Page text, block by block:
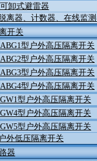
可卸式避雷器
离器、计数器、在线监
开关
ABG1型户外高压隔离开关
ABG2型户外高压隔离开关
ABG3型户外高压隔离开关
ABG4型户外高压隔离开关
GW1型户外高压隔离开关
GW4型户外高压隔离开关
GW5型户外高压隔离开关
户外低压隔离开关
器